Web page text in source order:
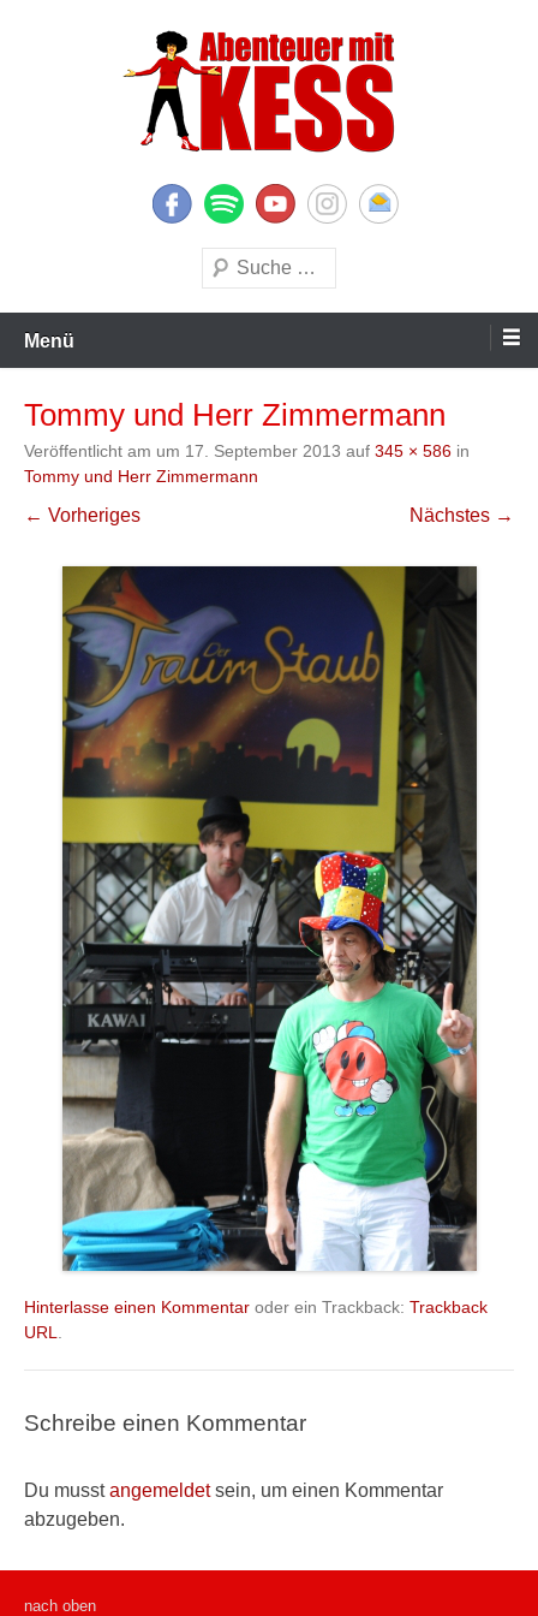
Abenteuer mit KESS
Suchen
Menü
Tommy und Herr Zimmermann
Veröffentlicht am um 17. September 2013 auf 345 × 586 in
Tommy und Herr Zimmermann
← Vorheriges Nächstes →
Hinterlasse einen Kommentar oder ein Trackback: Trackback
URL
Schreibe einen Kommentar
Du musstangemeldetsein, um einen Kommentar
abzugeben.
nach oben